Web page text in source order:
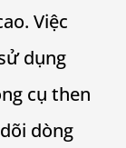
Việc
dụng
cụ then
dòng